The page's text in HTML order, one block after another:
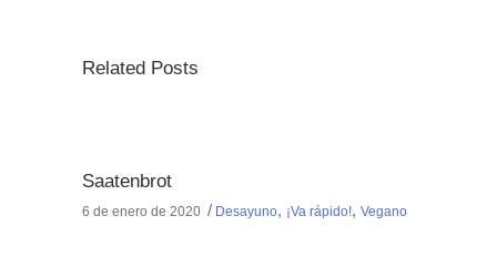
Related Posts
Saatenbrot
6 de enero de 2020 Desayuno, ¡Va rápido!, Vegano